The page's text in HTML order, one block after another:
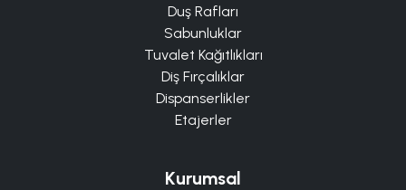
Duş Rafları
Sabunluklar
Tuvalet Kağıtlıkları
Diş Fırçalıklar
Dispanserlikler
Etajerler
Kurumsal